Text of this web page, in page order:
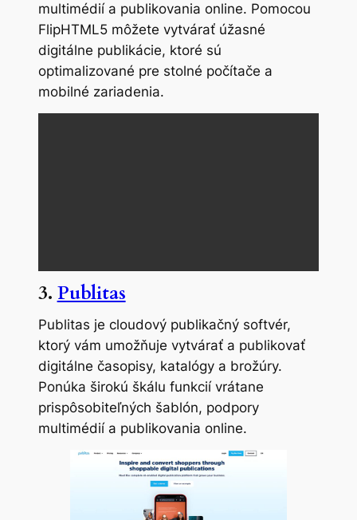
multimédií a publikovania online. Pomocou
FlipHTML5 môžete vytvárať úžasné
digitálne publikácie, ktoré sú
optimalizované pre stolné počítače a
mobilné zariadenia.
3. Publitas
Publitas je cloudový publikačný softvér,
ktorý vám umožňuje vytvárať a publikovať
digitálne časopisy, katalógy a brožúry.
Ponúka širokú škálu funkcií vrátane
prispôsobiteľných šablón, podpory
multimédií a publikovania online.